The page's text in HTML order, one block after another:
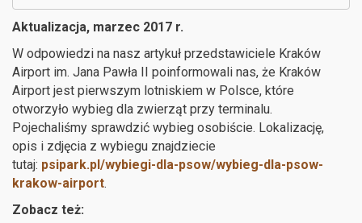
Aktualizacja, marzec 2017 r.
W odpowiedzi na nasz artykuł przedstawiciele Kraków
Airport im. Jana Pawła II poinformowali nas, że Kraków
Airport jest pierwszym lotniskiem w Polsce, które
otworzyło wybieg dla zwierząt przy terminalu.
Pojechaliśmy sprawdzić wybieg osobiście. Lokalizację,
opis i zdjęcia z wybiegu znajdziecie
tutaj: psipark.pl/wybiegi-dla-psow/wybieg-dla-psow-
krakow-airport.
Zobacz też: